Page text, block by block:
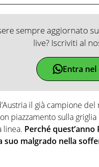
sempre aggiornato
live? Iscriviti al
Entra
il già campione
piazzamento sulla griglia
linea. Perché
suo malgrado nella